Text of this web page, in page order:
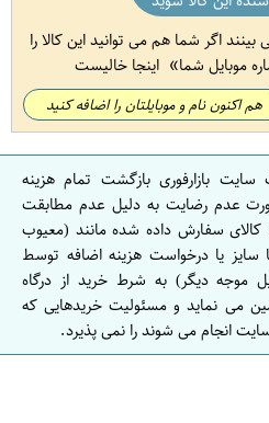
اگر شما هم می توانید این کالا را
موبایل شما اینجا خالیست
هم اکنون نام و موبایلتان را اضافه کنید
سایت بازارفوری بازگشت تمام هزینه
عدم رضایت به دلیل عدم مطابقت
کالای سفارش داده شده مانند (معیوب
یا درخواست هزینه اضافه توسط
موجه دیگر) به شرط خرید از درگاه
می نماید و مسئولیت خریدهایی که
انجام می شوند را نمی پذیرد.